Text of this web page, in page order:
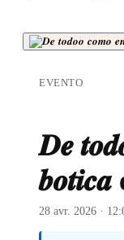
EVENTO
𝑫𝒆
28 avr. 2026 ·